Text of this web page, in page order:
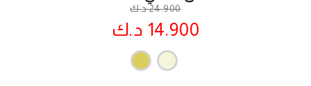
24.900 د.ك
14.900 د.ك